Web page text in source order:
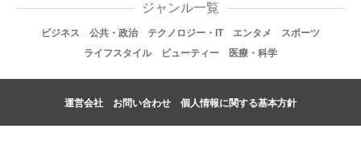
ジャンル一覧
ビジネス 公共・政治 テクノロジー・IT エンタメ
スポーツ
ライフスタイル
ビューティー 医療・科学
運営会社 お問い合わせ 個人情報に関する基本方針